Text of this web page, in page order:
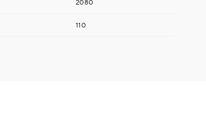
2080
110